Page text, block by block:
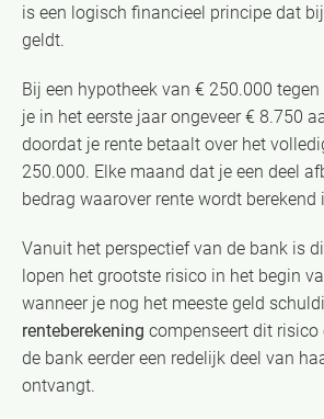
is een logisch financieel principe dat
geldt.
Bij een hypotheek van € 250.000 tegen
je in het eerste jaar ongeveer € 8.750
doordat je rente betaalt over het
250.000. Elke maand dat je een deel
bedrag waarover rente wordt berekend
Vanuit het perspectief van de bank is
lopen het grootste risico in het begin
wanneer je nog het meeste geld
renteberekening compenseert dit
de bank eerder een redelijk deel van
ontvangt.